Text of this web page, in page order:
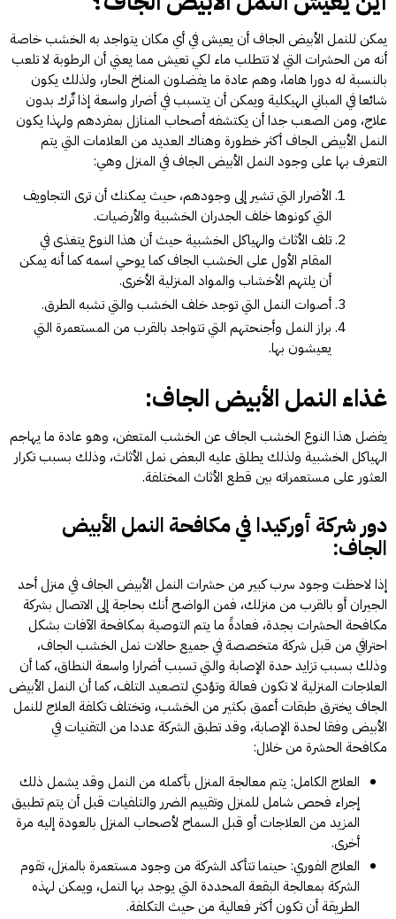
يمكن للنمل الأبيض الجاف أن يعيش في أي مكان يتواجد به الخشب خاصة
أنه من الحشرات التي لا تتطلب ماء لكي تعيش مما يعني أن الرطوبة لا تلعب
بالنسبة له دورا هاما، وهم عادة ما يفضلون المناخ الحار، ولذلك يكون
شائعا في المباني الهيكلية ويمكن أن يتسبب في أضرار واسعة إذا تٌرك بدون
علاج، ومن الصعب جدا أن يكتشفه أصحاب المنازل بمفردهم ولهذا يكون
النمل الأبيض الجاف أكثر خطورة وهناك العديد من العلامات التي يتم
التعرف بها على وجود النمل الأبيض الجاف في المنزل وهي:
الأضرار التي تشير إلى وجودهم، حيث يمكنك أن ترى التجاويف
التي كونوها خلف الجدران الخشبية والأرضيات.
تلف الأثاث والهياكل الخشبية حيث أن هذا النوع يتغذى في
المقام الأول على الخشب الجاف كما يوحي اسمه كما أنه يمكن
أن يلتهم الأخشاب والمواد المنزلية الأخرى.
أصوات النمل التي توجد خلف الخشب والتي تشبه الطرق.
براز النمل وأجنحتهم التي تتواجد بالقرب من المستعمرة التي
يعيشون بها.
غذاء النمل الأبيض الجاف:
يفضل هذا النوع الخشب الجاف عن الخشب المتعفن، وهو عادة ما يهاجم
الهياكل الخشبية ولذلك يطلق عليه البعض نمل الأثاث، وذلك بسبب تكرار
العثور على مستعمراته بين قطع الأثاث المختلفة.
دور شركة أوركيدا في مكافحة النمل الأبيض
الجاف:
إذا لاحظت وجود سرب كبير من حشرات النمل الأبيض الجاف في منزل أحد
الجيران أو بالقرب من منزلك، فمن الواضح أنك بحاجة إلى الاتصال بشركة
مكافحة الحشرات بجدة، فعادةً ما يتم التوصية بمكافحة الآفات بشكل
احترافي من قبل شركة متخصصة في جميع حالات نمل الخشب الجاف،
وذلك بسبب تزايد حدة الإصابة والتي تسبب أضرارا واسعة النطاق، كما أن
العلاجات المنزلية لا تكون فعالة وتؤدي لتصعيد التلف، كما أن النمل الأبيض
الجاف يخترق طبقات أعمق بكثير من الخشب، وتختلف تكلفة العلاج للنمل
الأبيض وفقا لحدة الإصابة، وقد تطبق الشركة عددا من التقنيات في
مكافحة الحشرة من خلال:
العلاج الكامل: يتم معالجة المنزل بأكمله من النمل وقد يشمل ذلك
إجراء فحص شامل للمنزل وتقييم الضرر والتلفيات قبل أن يتم تطبيق
المزيد من العلاجات أو قبل السماح لأصحاب المنزل بالعودة إليه مرة
أخرى.
العلاج الفوري: حينما تتأكد الشركة من وجود مستعمرة بالمنزل، تقوم
الشركة بمعالجة البقعة المحددة التي يوجد بها النمل، ويمكن لهذه
الطريقة أن تكون أكثر فعالية من حيث التكلفة.